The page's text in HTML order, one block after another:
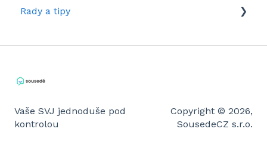
Rozhraní domu v kostce
Rady a tipy
Vaše SVJ jednoduše pod
kontrolou
Copyright © 2026,
SousedeCZ s.r.o.